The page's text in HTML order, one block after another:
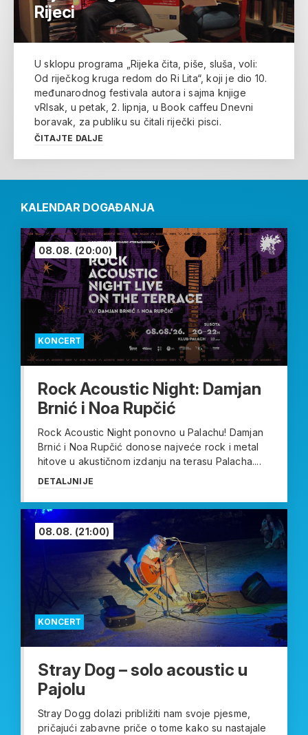
Rijeci
U sklopu programa „Rijeka čita, piše, sluša, voli:
Od riječkog kruga redom do Ri Lita“, koji je dio 10.
međunarodnog festivala autora i sajma knjige
vRIsak, u petak, 2. lipnja, u Book caffeu Dnevni
boravak, za publiku su čitali riječki pisci.
ČITAJTE DALJE
KALENDAR DOGAĐANJA
KONCERT
08.08. (20:00)
Rock Acoustic Night: Damjan
Brnić i Noa Rupčić
Rock Acoustic Night ponovno u Palachu! Damjan
Brnić i Noa Rupčić donose najveće rock i metal
hitove u akustičnom izdanju na terasu Palacha....
DETALJNIJE
KONCERT
08.08. (21:00)
Stray Dog – solo acoustic u
Pajolu
Stray Dogg dolazi približiti nam svoje pjesme,
pričajući zabavne priče o tome kako su nastajale